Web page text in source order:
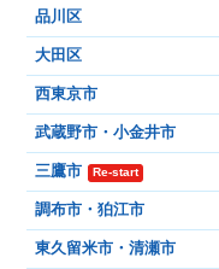
品川区
大田区
西東京市
武蔵野市・小金井市
三鷹市 Re-start
調布市・狛江市
東久留米市・清瀬市